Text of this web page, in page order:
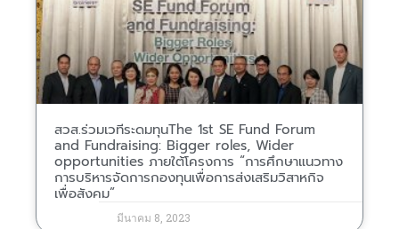
สวส.ร่วมเวทีระดมทุนThe 1st SE Fund Forum
and Fundraising: Bigger roles, Wider
opportunities ภายใต้โครงการ “การศึกษาแนวทาง
การบริหารจัดการกองทุนเพื่อการส่งเสริมวิสาหกิจ
เพื่อสังคม”
มีนาคม 8, 2023